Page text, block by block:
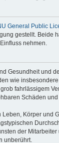
General Public
gestellt.
nehmen.
Gesundheit
wie
fahrlässigem
Schäden
Körper
der
unberührt.